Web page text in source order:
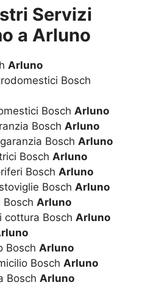
Servizi
a Arluno
Arluno
Bosch
Bosch Arluno
Bosch Arluno
Bosch Arluno
Bosch Arluno
Bosch Arluno
Bosch Arluno
Bosch Arluno
cottura Bosch Arluno
Bosch Arluno
Bosch Arluno
Bosch Arluno